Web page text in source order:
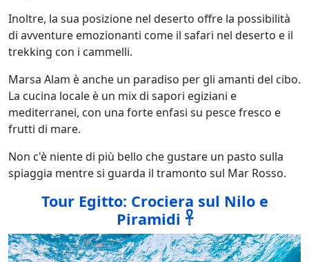
Inoltre, la sua posizione nel deserto offre la possibilità
di avventure emozionanti come il safari nel deserto e il
trekking con i cammelli.
Marsa Alam è anche un paradiso per gli amanti del cibo.
La cucina locale è un mix di sapori egiziani e
mediterranei, con una forte enfasi su pesce fresco e
frutti di mare.
Non c'è niente di più bello che gustare un pasto sulla
spiaggia mentre si guarda il tramonto sul Mar Rosso.
Tour Egitto: Crociera sul Nilo e
Piramidi 𓋹